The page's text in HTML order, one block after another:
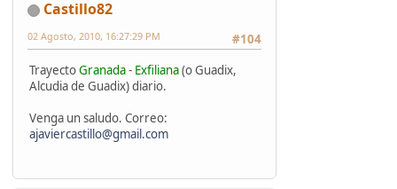
Castillo82
#104
02 Agosto, 2010, 16:27:29 PM
TrayectoGranada- Exfiliana(o Guadix,
Alcudia de Guadix) diario.
Venga un saludo. Correo:
ajaviercastillo@gmail.com